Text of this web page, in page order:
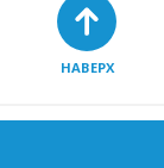
НАВЕРХ